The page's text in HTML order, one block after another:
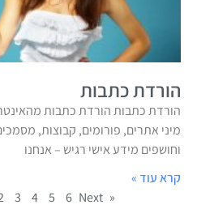
הורדת כתבות
הורדת כתבות הורדת כתבות
מיני אתרים, פורומים, קבוצות,
וחושפים מידע אישי רגיש – אנחנו
קרא עוד »
« Previous
3 4 5 6 Next »